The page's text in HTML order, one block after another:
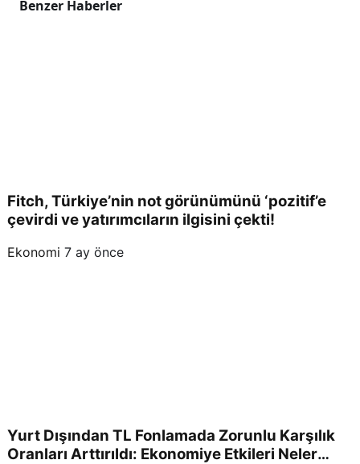
Benzer Haberler
Fitch, Türkiye’nin not görünümünü ‘pozitif’e
çevirdi ve yatırımcıların ilgisini çekti!
Ekonomi 7 ay önce
Yurt Dışından TL Fonlamada Zorunlu Karşılık
Oranları Arttırıldı: Ekonomiye Etkileri Neler